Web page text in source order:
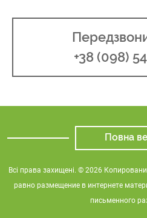
+38 (098)
Повна
Всі права захищені. © 2026
равно размещение в интернете
письменного